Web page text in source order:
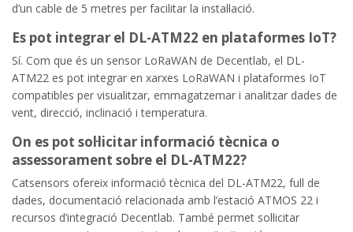
d’un cable de 5 metres per facilitar la instal·lació.
Es pot integrar el DL-ATM22 en plataformes IoT?
Sí. Com que és un sensor LoRaWAN de Decentlab, el DL-
ATM22 es pot integrar en xarxes LoRaWAN i plataformes IoT
compatibles per visualitzar, emmagatzemar i analitzar dades de
vent, direcció, inclinació i temperatura.
On es pot sol·licitar informació tècnica o
assessorament sobre el DL-ATM22?
Catsensors ofereix informació tècnica del DL-ATM22, full de
dades, documentació relacionada amb l’estació ATMOS 22 i
recursos d’integració Decentlab. També permet sol·licitar